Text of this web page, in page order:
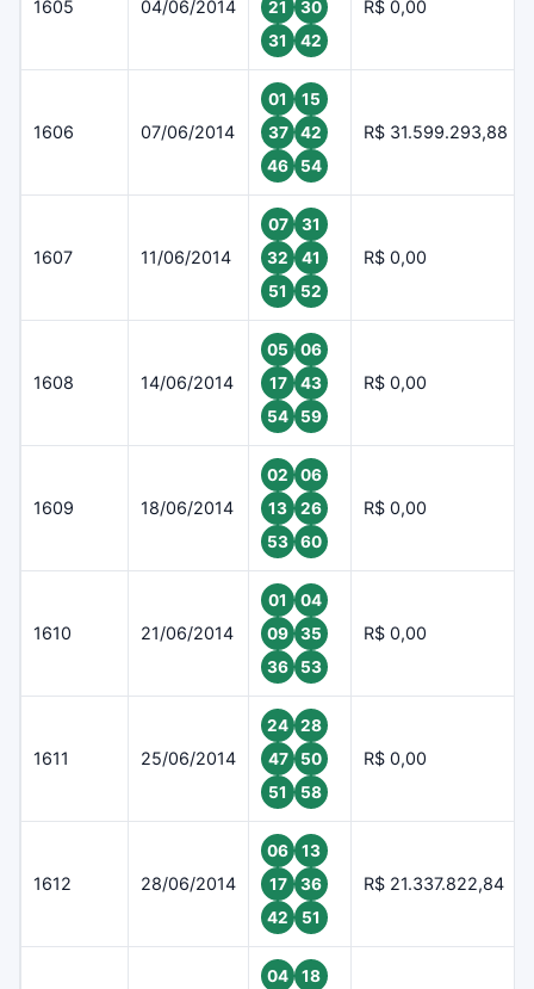
1605 04/06/2014 21
30
31
42
R$ 0,00
1606 07/06/2014
01
15
37
42
46
54
R$ 31.599.293,88
1607 11/06/2014
07
31
32
41
51
52
R$ 0,00
1608 14/06/2014
05
06
17
43
54
59
R$ 0,00
1609 18/06/2014
02
06
13
26
53
60
R$ 0,00
1610 21/06/2014
01
04
09
35
36
53
R$ 0,00
1611 25/06/2014
24
28
47
50
51
58
R$ 0,00
1612 28/06/2014
06
13
17
36
42
51
R$ 21.337.822,84
04
18